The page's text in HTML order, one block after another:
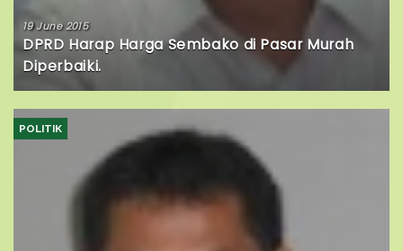
19 June 2015
DPRD Harap Harga Sembako di Pasar Murah
Diperbaiki.
POLITIK